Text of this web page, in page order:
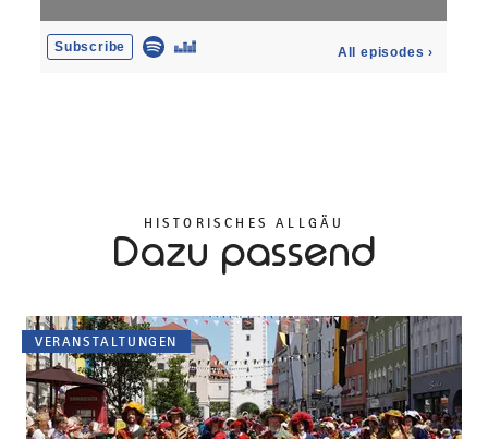
HISTORISCHES ALLGÄU
Dazu passend
VERANSTALTUNGEN